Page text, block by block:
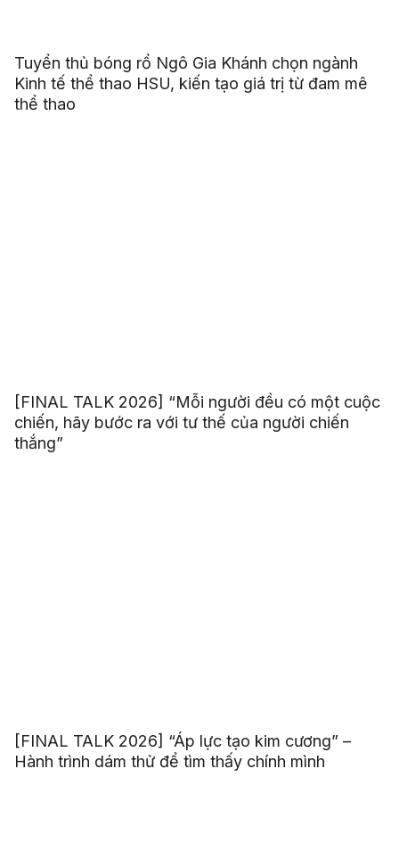
Tuyển thủ bóng rổ Ngô Gia Khánh chọn ngành
Kinh tế thể thao HSU, kiến tạo giá trị từ đam mê
thể thao
[FINAL TALK 2026] “Mỗi người đều có một cuộc
chiến, hãy bước ra với tư thế của người chiến
thắng”
[FINAL TALK 2026] “Áp lực tạo kim cương” –
Hành trình dám thử để tìm thấy chính mình